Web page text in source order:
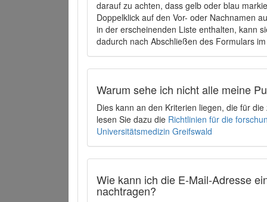
darauf zu achten, dass gelb oder blau
Doppelklick auf den Vor- oder Nachnamen
in der erscheinenden Liste enthalten, kann
dadurch nach Abschließen des Formulars
Warum sehe ich nicht alle meine
Dies kann an den Kriterien liegen, die für
lesen Sie dazu die Richtlinien für die
Universitätsmedizin Greifswald
Wie kann ich die E-Mail-Adresse
nachtragen?